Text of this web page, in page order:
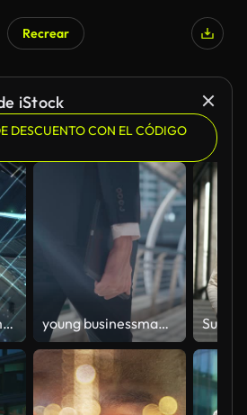
Recrear
iStock
DESCUENTO CON EL CÓDIGO
Big City Businessman Uses Smartphone, Stands on Crowded Street. E-Commerce Visualization of Information Lines Flying from Mobile Phone into Global Digital Network. Top Down Zoom out Aerial Drone Shot young businessman walking down city street